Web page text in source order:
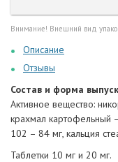
Внимание! Внешний вид
Описание
Отзывы
Состав и форма
Активное вещество:
крахмал картофельный
102 – 84 мг, кальция
Таблетки 10 мг и 20 мг.